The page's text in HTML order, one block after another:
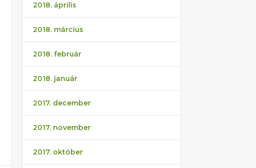
2018. április
2018. március
2018. február
2018. január
2017. december
2017. november
2017. október